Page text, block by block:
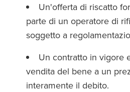
Un'offerta di riscatto
parte di un operatore di
soggetto a
Un contratto in vigore
vendita del bene a un
interamente il debito.